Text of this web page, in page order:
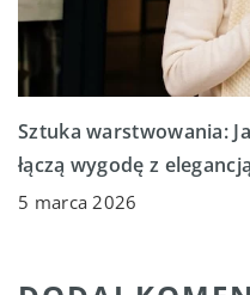
Sztuka warstwowania:
łączą wygodę z elegancją
5 marca 2026